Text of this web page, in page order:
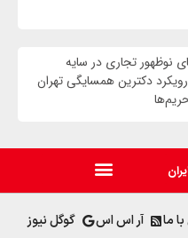
تجاری در سایه
دکترین همسایگی تهران
ما آر اس اس گوگل نیوز